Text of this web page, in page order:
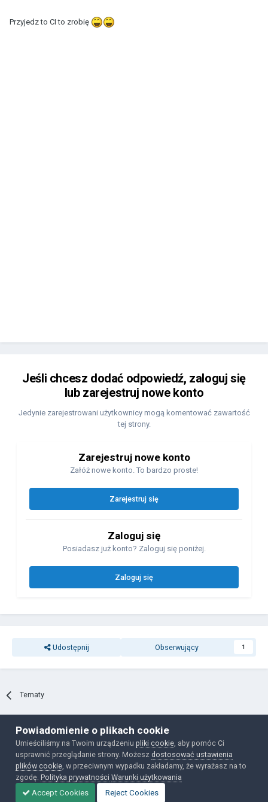
Przyjedz to CI to zrobię
Jeśli chcesz dodać odpowiedź, zaloguj się
lub zarejestruj nowe konto
Jedynie zarejestrowani użytkownicy mogą komentować zawartość
tej strony.
Zarejestruj nowe konto
Załóż nowe konto. To bardzo proste!
Zarejestruj się
Zaloguj się
Posiadasz już konto? Zaloguj się poniżej.
Zaloguj się
Udostępnij Obserwujący 1
Tematy
Polityka prywatności Ciasteczka
Powered by Invision Community
Powiadomienie o plikach cookie
Umieściliśmy na Twoim urządzeniupliki cookie , aby pomóc Ci
usprawnić przeglądanie strony. Możesz dostosować ustawienia
plików cookie , w przeciwnym wypadku zakładamy, że wyrażasz na to
zgodę.Polityka prywatności Warunki użytkowania
Accept Cookies
Reject Cookies